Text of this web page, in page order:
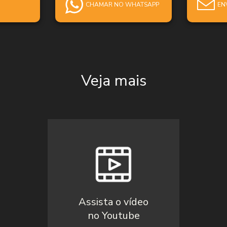
CHAMAR NO WHATSAPP
Veja mais
Assista o vídeo
no Youtube